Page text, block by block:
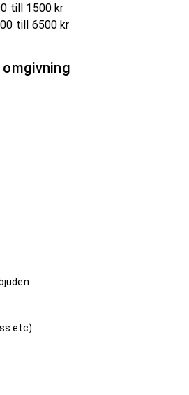
till 1500 kr
till 6500 kr
etc)